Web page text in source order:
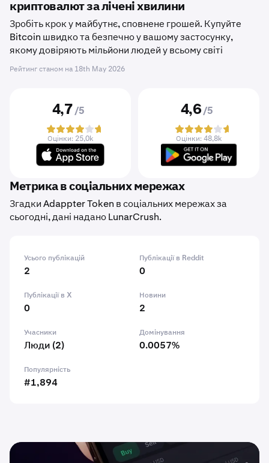
криптовалют за лічені хвилини
Зробіть крок у майбутнє, сповнене грошей. Купуйте
Bitcoin швидко та безпечно у вашому застосунку,
якому довіряють мільйони людей у ​​всьому світі
Рейтинг станом на 18th May 2026
4,7 /5
Оцінки: 25,0k
4,6 /5
Оцінки: 48,8k
Метрика в соціальних мережах
Згадки Adappter Token в соціальних мережах за
сьогодні, дані надано LunarCrush.
Усього публікацій
2
Публікації в Reddit
0
Публікації в X
0
Новини
2
Учасники
Люди (2)
Домінування
0.0057%
Популярність
#1,894